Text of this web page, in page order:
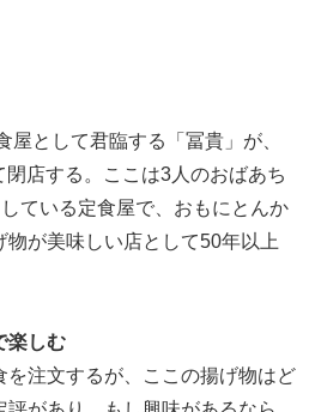
屋として君臨する「冨貴」が、
店する。ここは3人のおばあち
ている定食屋で、おもにとんか
が美味しい店として50年以上
楽しむ
を注文するが、ここの揚げ物はど